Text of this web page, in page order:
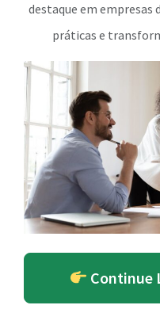
destaque em empresas
práticas e
Continue